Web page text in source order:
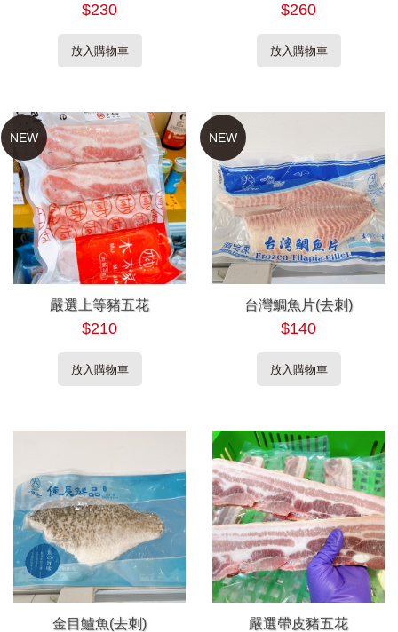
$230
放入購物車
$260
放入購物車
NEW
嚴選上等豬五花
$210
放入購物車
NEW
台灣鯛魚片(去刺)
$140
放入購物車
金目鱸魚(去刺) 嚴選帶皮豬五花